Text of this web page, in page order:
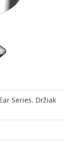
Series. Držiak